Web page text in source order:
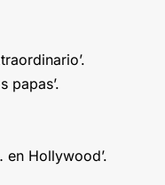
papas’.
en Hollywood’.